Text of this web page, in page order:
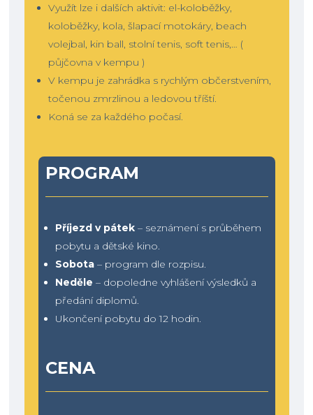
Využít lze i dalších aktivit: el-koloběžky,
koloběžky, kola, šlapací motokáry, beach
volejbal, kin ball, stolní tenis, soft tenis,… (
půjčovna v kempu )
V kempu je zahrádka s rychlým občerstvením,
točenou zmrzlinou a ledovou tříští.
Koná se za každého počasí.
PROGRAM
Příjezd v pátek– seznámení s průběhem
pobytu a dětské kino.
Sobota– program dle rozpisu.
Neděle – dopoledne vyhlášení výsledků a
předání diplomů.
Ukončení pobytu do 12 hodin.
CENA